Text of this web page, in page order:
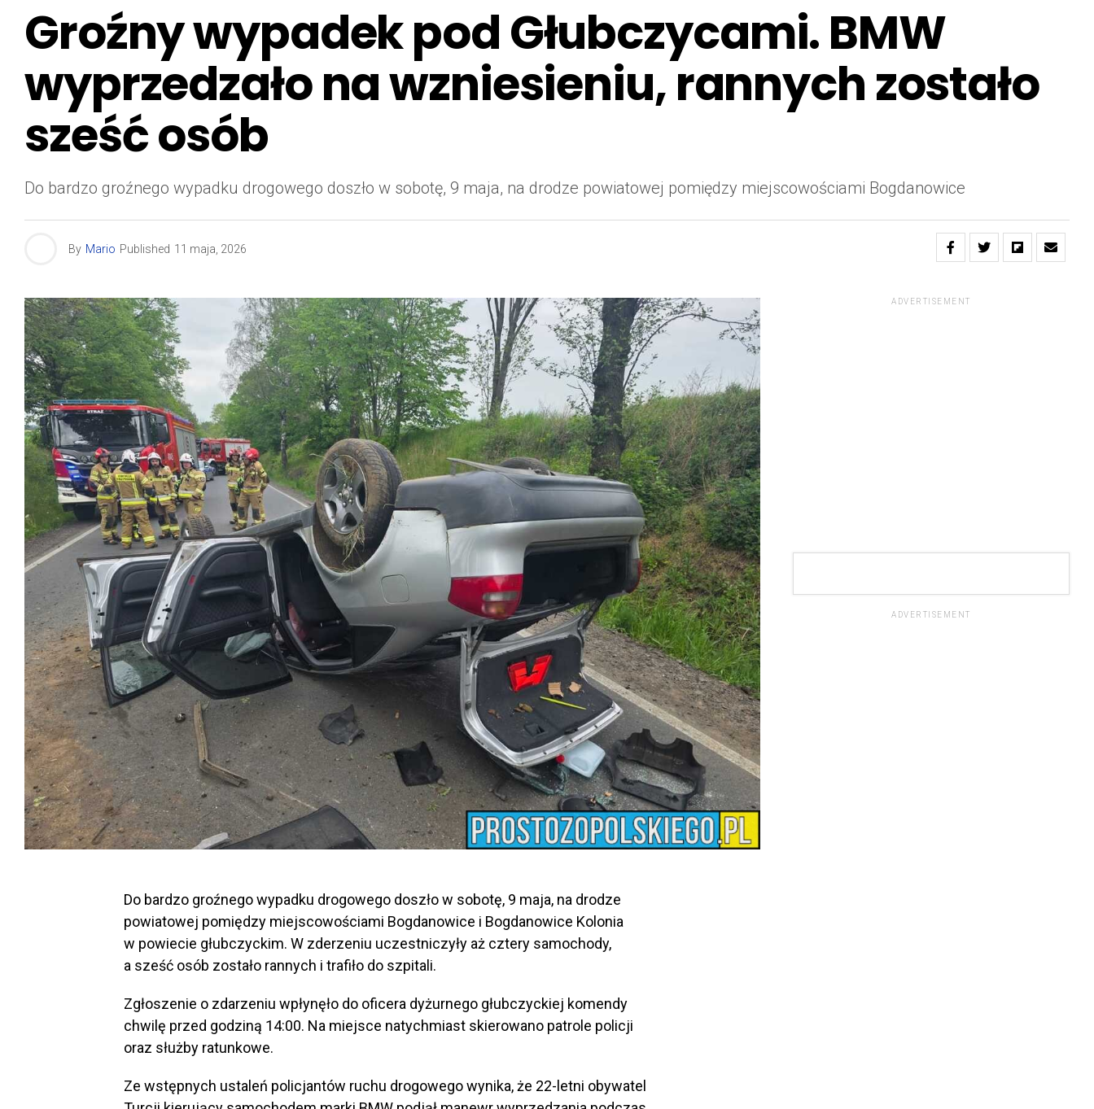
Groźny wypadek pod Głubczycami. BMW
wyprzedzało na wzniesieniu, rannych zostało
sześć osób
Do bardzo groźnego wypadku drogowego doszło w sobotę, 9 maja, na drodze powiatowej pomiędzy miejscowościami Bogdanowice
By Mario Published 11 maja, 2026
Do bardzo groźnego wypadku drogowego doszło w sobotę, 9 maja, na drodze
powiatowej pomiędzy miejscowościami Bogdanowice i Bogdanowice Kolonia
w powiecie głubczyckim. W zderzeniu uczestniczyły aż cztery samochody,
a sześć osób zostało rannych i trafiło do szpitali.
Zgłoszenie o zdarzeniu wpłynęło do oficera dyżurnego głubczyckiej komendy
chwilę przed godziną 14:00. Na miejsce natychmiast skierowano patrole policji
oraz służby ratunkowe.
Ze wstępnych ustaleń policjantów ruchu drogowego wynika, że 22-letni obywatel
ADVERTISEMENT
ADVERTISEMENT